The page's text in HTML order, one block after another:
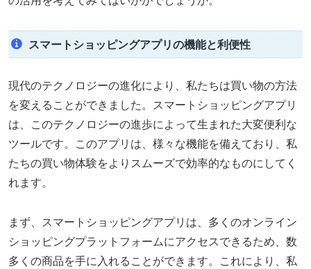
スマートショッピングアプリの機能と利便性
現代のテクノロジーの進化により、私たちは買い物の方法
を変えることができました。スマートショッピングアプリ
は、このテクノロジーの進歩によって生まれた大変便利な
ツールです。このアプリは、様々な機能を備えており、私
たちの買い物体験をよりスムーズで効率的なものにしてく
れます。
まず、スマートショッピングアプリは、多くのオンライン
ショッピングプラットフォームにアクセスできるため、数
多くの商品を手に入れることができます。これにより、私